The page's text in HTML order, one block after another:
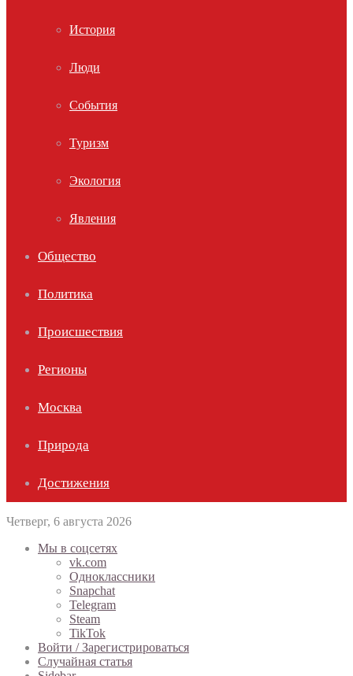
История
Люди
События
Туризм
Экология
Явления
Общество
Политика
Происшествия
Регионы
Москва
Природа
Достижения
Четверг, 6 августа 2026
Мы в соцсетях
vk.com
Одноклассники
Snapchat
Telegram
Steam
TikTok
Войти / Зарегистрироваться
Случайная статья